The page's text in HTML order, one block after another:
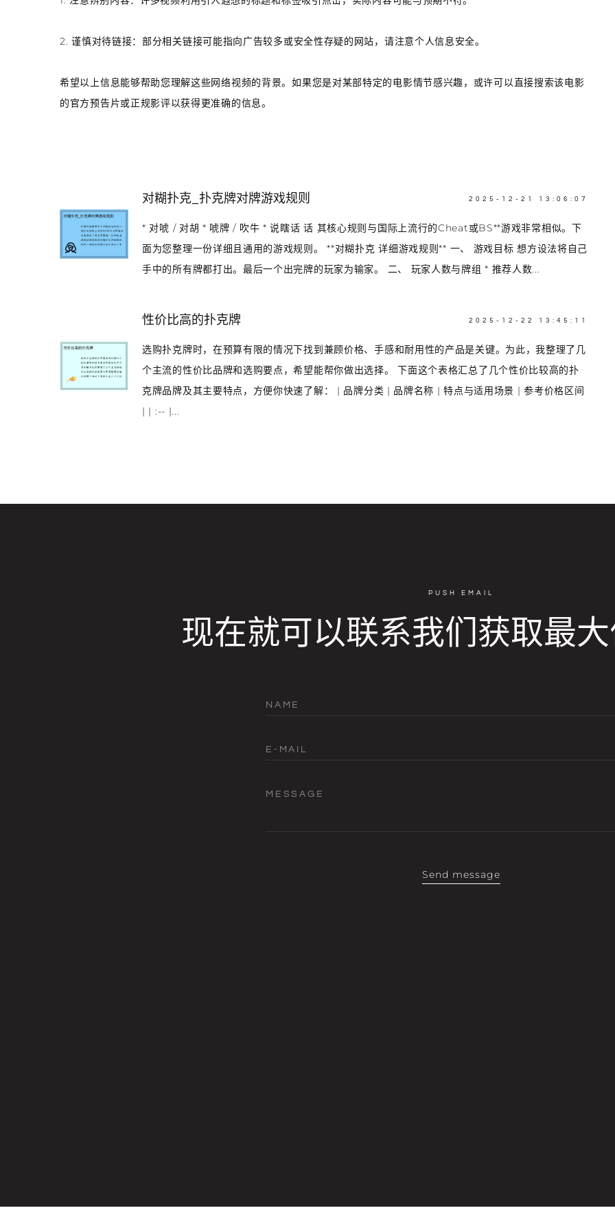
2.谨慎对待链接：部分相关链接可能指向广告较多或安全性存疑的网站，请注意个人信息安全。
希望以上信息能够帮助您理解这些网络视频的背景。如果您是对某部特定的电影情节感兴趣，或许可以直接搜索该电影
的官方预告片或正规影评以获得更准确的信息。
对糊扑克_扑克牌对牌游戏规则 2025-12-21 13:06:07
* 对唬 / 对胡 * 唬牌 / 吹牛 * 说瞎话 话 其核心规则与国际上流行的Cheat或BS**游戏非常相似。下
面为您整理一份详细且通用的游戏规则。 **对糊扑克 详细游戏规则** 一、 游戏目标 想方设法将自己
手中的所有牌都打出。最后一个出完牌的玩家为输家。 二、 玩家人数与牌组 * 推荐人数...
性价比高的扑克牌 2025-12-22 13:45:11
选购扑克牌时，在预算有限的情况下找到兼顾价格、手感和耐用性的产品是关键。为此，我整理了几
个主流的性价比品牌和选购要点，希望能帮你做出选择。 下面这个表格汇总了几个性价比较高的扑
克牌品牌及其主要特点，方便你快速了解： | 品牌分类 | 品牌名称 | 特点与适用场景 | 参考价格区间
| | :-- |...
PUSH EMAIL
现在就可以联系我们获取最
NAME
E-MAIL
MESSAGE
Send message